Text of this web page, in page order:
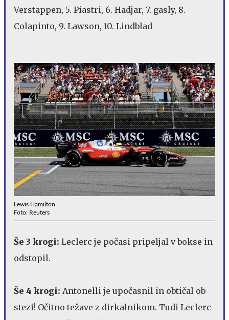
Verstappen, 5. Piastri, 6. Hadjar, 7. gasly, 8.
Colapinto, 9. Lawson, 10. Lindblad
Lewis Hamilton
Foto: Reuters
Še 3 krogi: Leclerc je počasi pripeljal v bokse in
odstopil.
Še 4 krogi: Antonelli je upočasnil in obtičal ob
stezi! Očitno težave z dirkalnikom. Tudi Leclerc